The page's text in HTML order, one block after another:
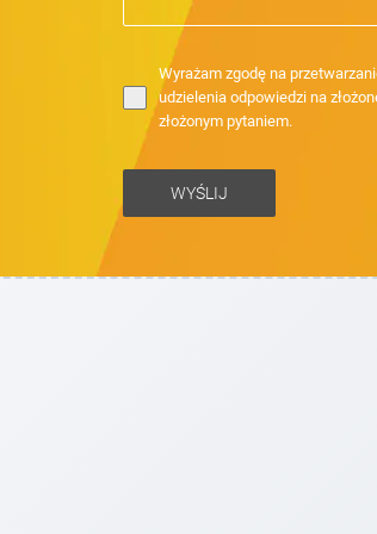
Wyrażam zgodę na
udzielenia odpowiedzi na
złożonym pytaniem.
WYŚLIJ